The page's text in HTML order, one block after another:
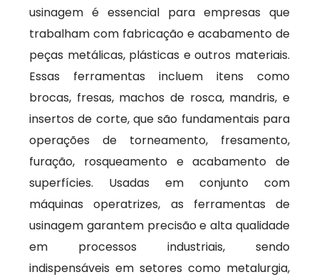
usinagem é essencial para empresas que
trabalham com fabricação e acabamento de
peças metálicas, plásticas e outros materiais.
Essas ferramentas incluem itens como
brocas, fresas, machos de rosca, mandris, e
insertos de corte, que são fundamentais para
operações de torneamento, fresamento,
furação, rosqueamento e acabamento de
superfícies. Usadas em conjunto com
máquinas operatrizes, as ferramentas de
usinagem garantem precisão e alta qualidade
em processos industriais, sendo
indispensáveis em setores como metalurgia,